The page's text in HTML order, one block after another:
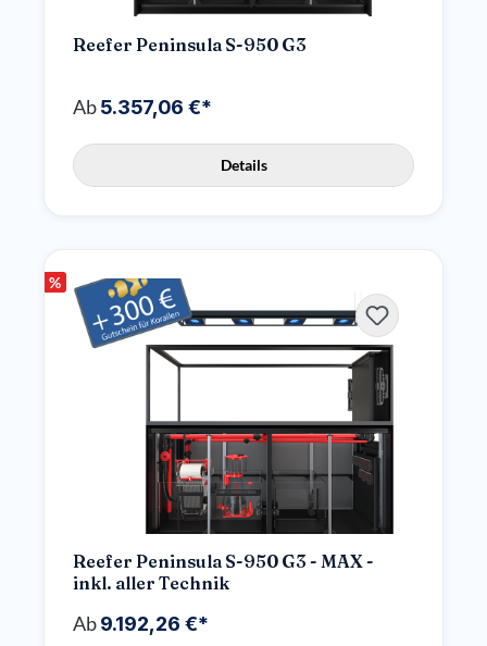
Reefer Peninsula S-950 G3
Ab5.357,06 €*
Details
%
Reefer Peninsula S-950 G3 - MAX -
inkl. aller Technik
Ab9.192,26 €*